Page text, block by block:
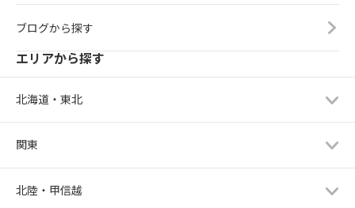
ブログから探す
エリアから探す
北海道・東北
関東
北陸・甲信越